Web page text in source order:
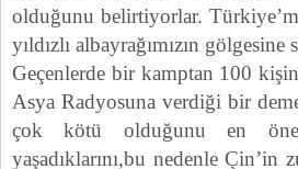
olduğunu belirtiyorlar.
yıldızlı albayrağımızın gölgesine
Geçenlerde bir kamptan 100
Asya Radyosuna verdiği bir
çok kötü olduğunu en
yaşadıklarını,bu nedenle